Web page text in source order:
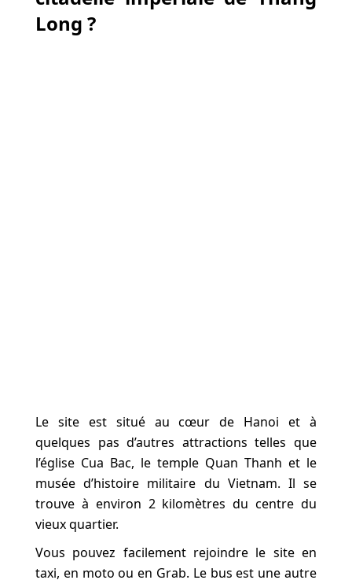
Long ?
Le site est situé au cœur de Hanoi et à
quelques pas d’autres attractions telles que
l’église Cua Bac, le temple Quan Thanh et le
musée d’histoire militaire du Vietnam. Il se
trouve à environ 2 kilomètres du centre du
vieux quartier.
Vous pouvez facilement rejoindre le site en
taxi, en moto ou en Grab. Le bus est une autre